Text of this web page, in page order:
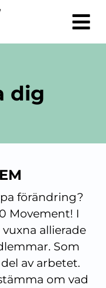
dig
förändring?
Movement! I
allierade
Som
av arbetet.
om vad